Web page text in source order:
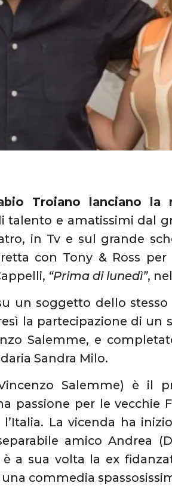
Troiano lanciano la
talento e amatissimi dal
in Tv e sul grande
con Tony & Ross
“Prima di lunedì”,
un soggetto dello stesso
la partecipazione di un
Salemme, e
Sandra Milo.
Salemme) è il
passione per le vecchie
La vicenda ha
amico Andrea
è a sua volta la ex
commedia